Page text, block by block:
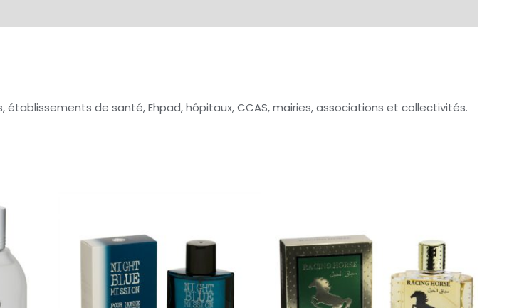
de santé, Ehpad, hôpitaux, CCAS, mairies, associations et collectivités.